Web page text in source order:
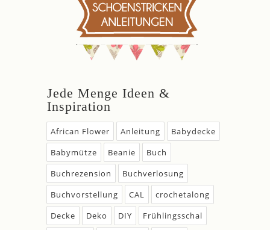
Jede Menge Ideen &
Inspiration
African Flower Anleitung
Babydecke
Babymütze
Beanie
Buch
Buchrezension
Buchverlosung
Buchvorstellung
CAL
crochetalong
Decke
Deko DIY
Frühlingsschal